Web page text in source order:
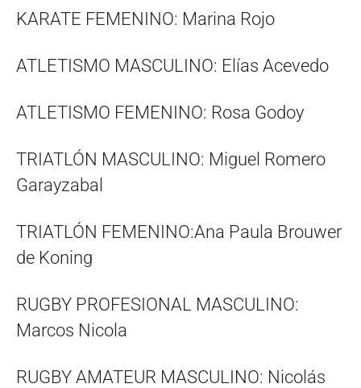
KARATE FEMENINO: Marina Rojo
ATLETISMO MASCULINO: Elías Acevedo
ATLETISMO FEMENINO: Rosa Godoy
TRIATLÓN MASCULINO: Miguel Romero
Garayzabal
TRIATLÓN FEMENINO:Ana Paula Brouwer
de Koning
RUGBY PROFESIONAL MASCULINO:
Marcos Nicola
RUGBY AMATEUR MASCULINO: Nicolás